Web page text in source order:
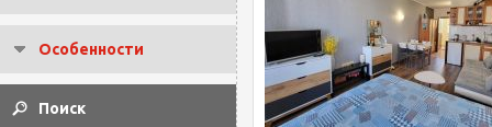
Особенности